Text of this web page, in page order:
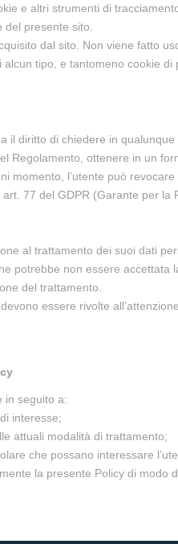
e altri strumenti di
presente sito.
dal sito. Non viene fatto
tipo, e tantomeno cookie di
il diritto di chiedere in
Regolamento, ottenere in un
momento, l’utente può
77 del GDPR (Garante per
al trattamento dei suoi dati
potrebbe non essere
del trattamento.
essere rivolte
in seguito a:
interesse;
attuali modalità di trattamento;
che possano interessare
la presente Policy di